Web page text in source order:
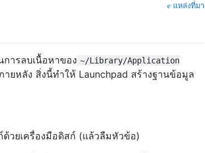
แหล่งที่มา
ารลบเนื้อหาของ ~/Library/Application
ายหลัง สิ่งนี้ทำให้ Launchpad สร้างฐานข้อมูล
วยเครื่องมือดิสก์ (แล้วลืมหัวข้อ)